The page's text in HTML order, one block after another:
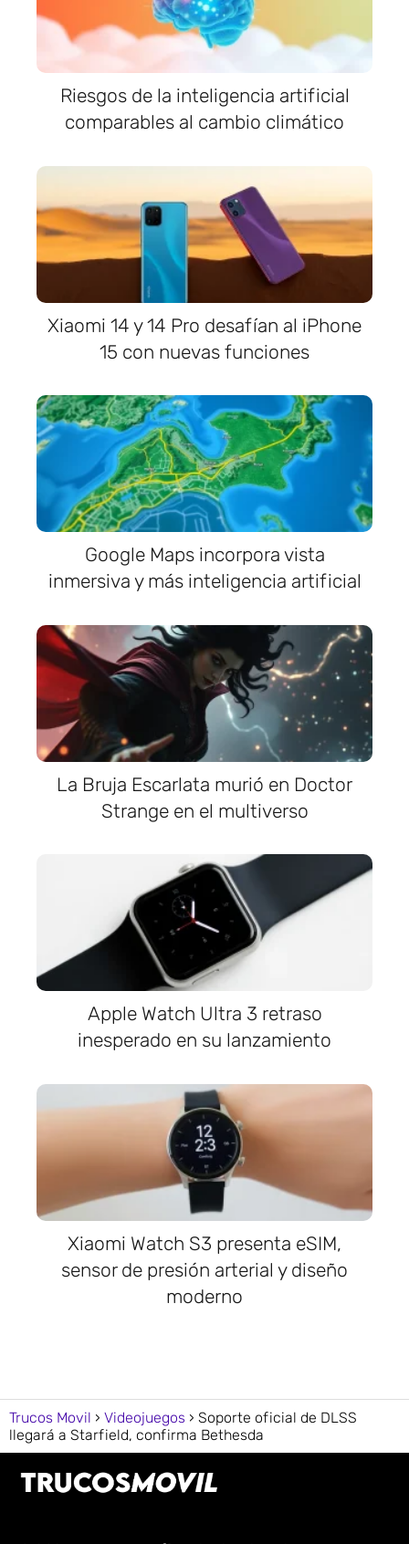
Riesgos de la inteligencia artificial
comparables al cambio climático
Xiaomi 14 y 14 Pro desafían al iPhone
15 con nuevas funciones
Google Maps incorpora vista
inmersiva y más inteligencia artificial
La Bruja Escarlata murió en Doctor
Strange en el multiverso
Apple Watch Ultra 3 retraso
inesperado en su lanzamiento
Xiaomi Watch S3 presenta eSIM,
sensor de presión arterial y diseño
moderno
Trucos Movil Videojuegos
Soporte oficial de DLSS
llegará a Starfield, confirma Bethesda